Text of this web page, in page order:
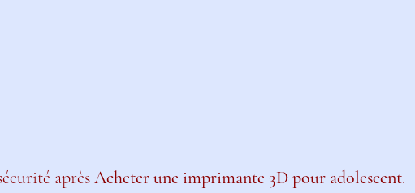
après Acheter une imprimante 3D pour adolescent.